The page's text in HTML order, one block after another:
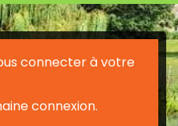
connecter à votre
connexion.